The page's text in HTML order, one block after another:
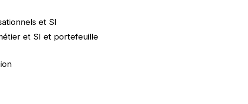
et SI
et SI et portefeuille